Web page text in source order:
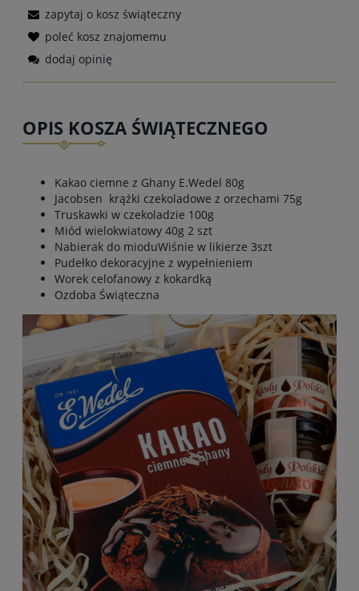
zapytaj o kosz świąteczny
poleć kosz znajomemu
dodaj opinię
OPIS KOSZA ŚWIĄTECZNEGO
Kakao ciemne z Ghany E.Wedel 80g
Jacobsen krążki czekoladowe z orzechami 75g
Truskawki w czekoladzie 100g
Miód wielokwiatowy 40g 2 szt
Nabierak do mioduWiśnie w likierze 3szt
Pudełko dekoracyjne z wypełnieniem
Worek celofanowy z kokardką
Ozdoba Świąteczna